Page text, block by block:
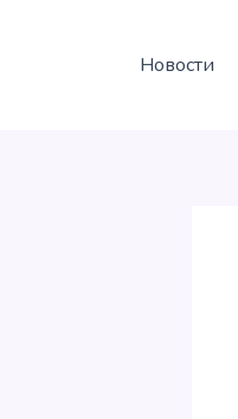
Новости